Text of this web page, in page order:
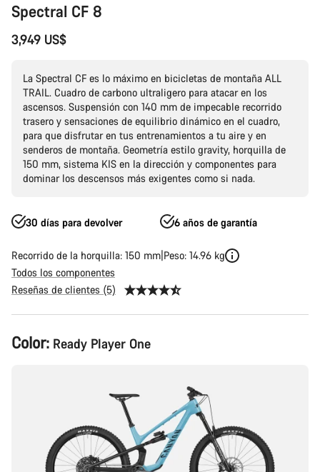
Spectral CF 8
3,949 US$
La Spectral CF es lo máximo en bicicletas de montaña ALL
TRAIL. Cuadro de carbono ultraligero para atacar en los
ascensos. Suspensión con 140 mm de impecable recorrido
trasero y sensaciones de equilibrio dinámico en el cuadro,
para que disfrutar en tus entrenamientos a tu aire y en
senderos de montaña. Geometría estilo gravity, horquilla de
150 mm, sistema KIS en la dirección y componentes para
dominar los descensos más exigentes como si nada.
30 días para devolver 6 años de garantía
Recorrido de la horquilla: 150 mm Peso: 14.96 kg
Todos los componentes
Reseñas de clientes (5)
Configuración
del
Color: Ready Player One